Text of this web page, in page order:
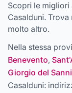
Scopri le
Casalduni.
molto altro.
Nella stessa
Benevento,
Giorgio del
Casalduni: